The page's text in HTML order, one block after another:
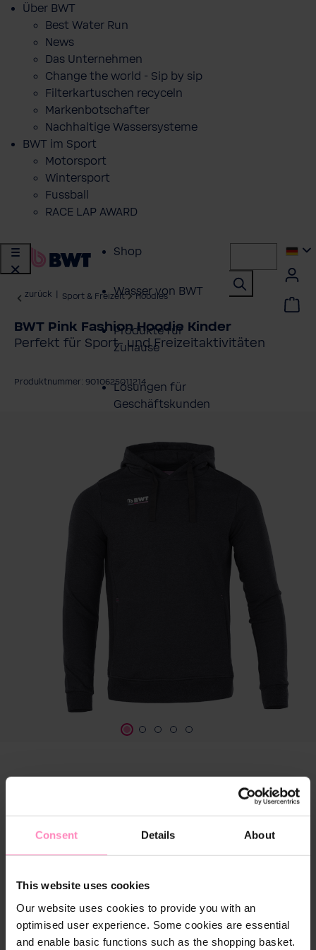
Consent Details About
This website uses cookies
Our website uses cookies to provide you with an
optimised user experience. Some cookies are essential
and enable basic functions such as the shopping basket.
Über BWT
Best Water Run
News
Das Unternehmen
Change the world - Sip by sip
Filterkartuschen recyceln
Markenbotschafter
Nachhaltige Wassersysteme
BWT im Sport
Motorsport
Wintersport
Fussball
RACE LAP AWARD
Shop
Wasser von BWT
Produkte für
Zuhause
Lösungen für
Geschäftskunden
Kundenservice
zurück Sport & Freizeit Hoodies
BWT Pink Fashion Hoodie Kinder
Perfekt für Sport- und Freizeitaktivitäten
Produktnummer: 9010625011214
Kindergrößeauswählen
116 128 140 152